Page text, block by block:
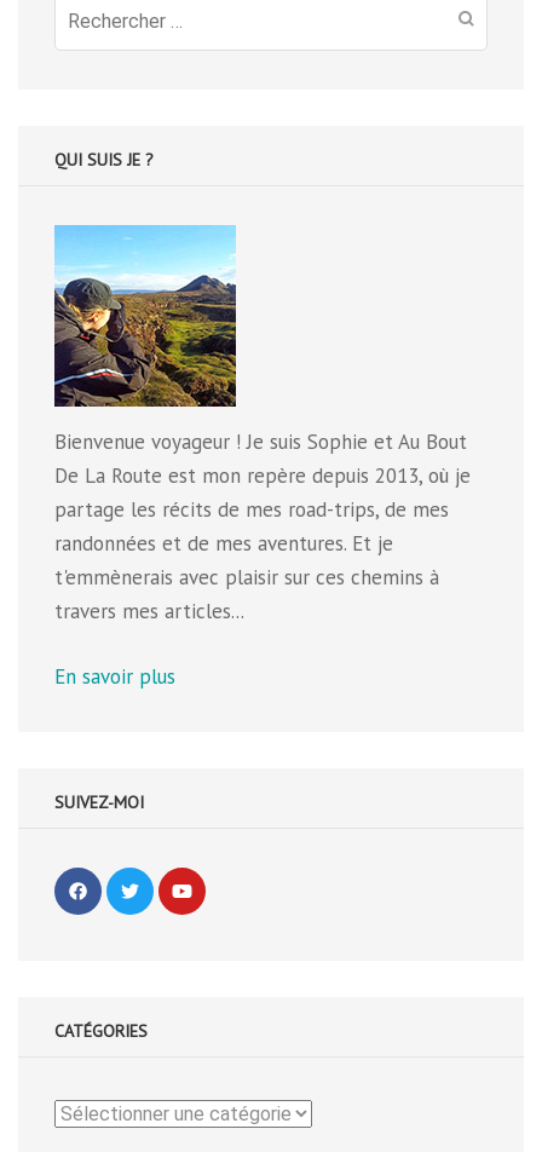
Recherche
pour
QUI SUIS JE ?
Bienvenue voyageur ! Je suis Sophie et Au Bout
De La Route est mon repère depuis 2013, où je
partage les récits de mes road-trips, de mes
randonnées et de mes aventures. Et je
t'emmènerais avec plaisir sur ces chemins à
travers mes articles...
En savoir plus
SUIVEZ-MOI
CATÉGORIES
Catégories